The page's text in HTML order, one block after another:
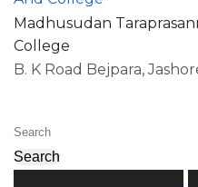
Madhusudan
College
B. K Road Bejpara,
Search